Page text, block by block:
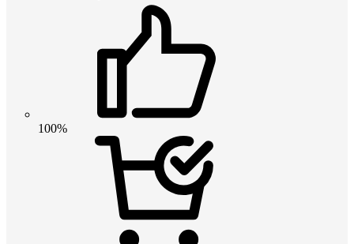
100%